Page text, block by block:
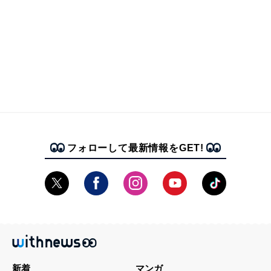
フォローして最新情報をGET!
新着 マンガ